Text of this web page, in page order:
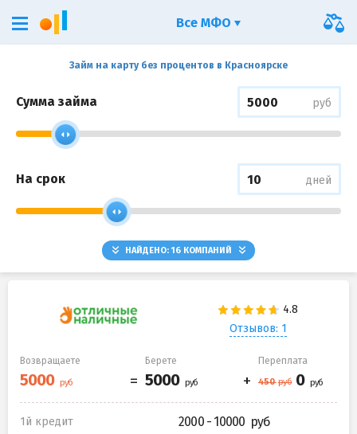
Займ на карту без процентов в Красноярске
Сумма займа руб
На срок дней
НАЙДЕНО:16 КОМПАНИЙ
Отзывов: 1
Возвращаете Берете Переплата
1й кредит 2000 - 10000
Все МФО